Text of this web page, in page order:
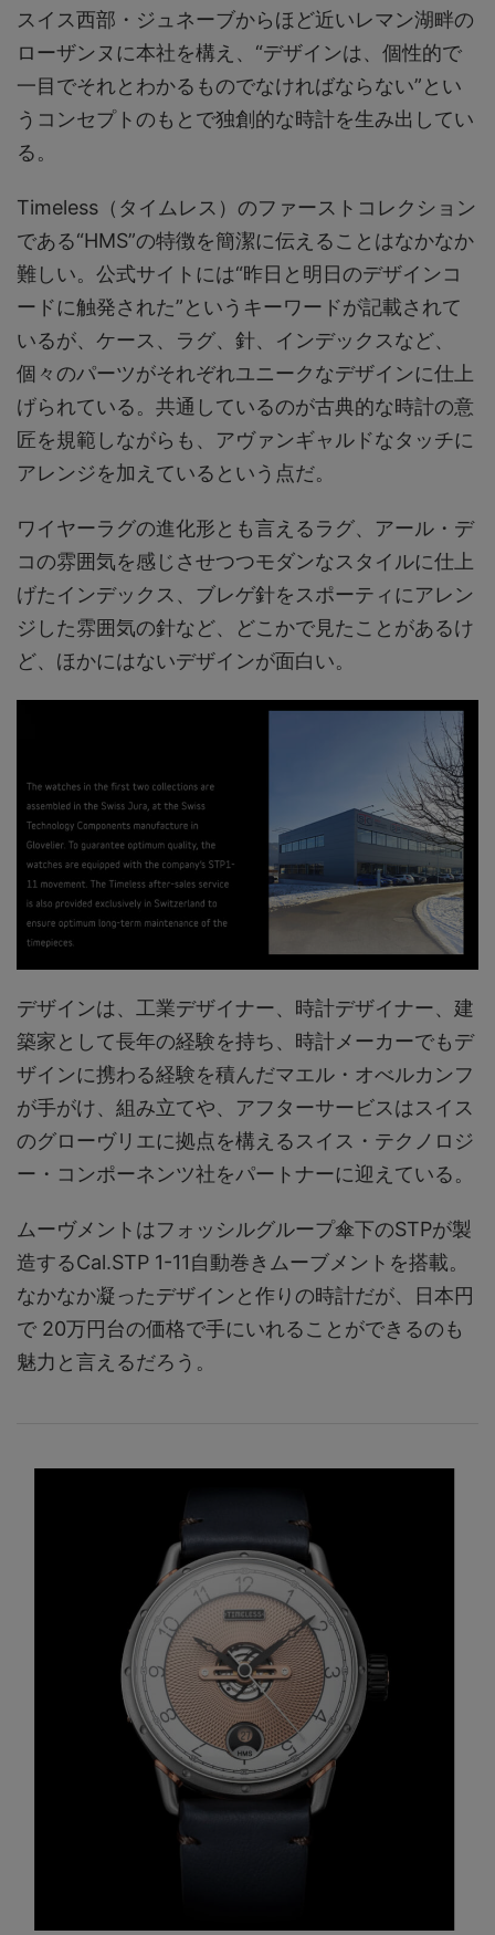
スイス西部・ジュネーブからほど近いレマン湖畔の
ローザンヌに本社を構え、“デザインは、個性的で
一目でそれとわかるものでなければならない”とい
うコンセプトのもとで独創的な時計を生み出してい
る。
Timeless（タイムレス）のファーストコレクション
である“HMS”の特徴を簡潔に伝えることはなかなか
難しい。公式サイトには“昨日と明日のデザインコ
ードに触発された”というキーワードが記載されて
いるが、ケース、ラグ、針、インデックスなど、
個々のパーツがそれぞれユニークなデザインに仕上
げられている。共通しているのが古典的な時計の意
匠を規範しながらも、アヴァンギャルドなタッチに
アレンジを加えているという点だ。
ワイヤーラグの進化形とも言えるラグ、アール・デ
コの雰囲気を感じさせつつモダンなスタイルに仕上
げたインデックス、ブレゲ針をスポーティにアレン
ジした雰囲気の針など、どこかで見たことがあるけ
ど、ほかにはないデザインが面白い。
デザインは、工業デザイナー、時計デザイナー、建
築家として長年の経験を持ち、時計メーカーでもデ
ザインに携わる経験を積んだマエル・オべルカンフ
が手がけ、組み立てや、アフターサービスはスイス
のグローヴリエに拠点を構えるスイス・テクノロジ
ー・コンポーネンツ社をパートナーに迎えている。
ムーヴメントはフォッシルグループ傘下のSTPが製
造するCal.STP 1-11自動巻きムーブメントを搭載。
なかなか凝ったデザインと作りの時計だが、日本円
で 20万円台の価格で手にいれることができるのも
魅力と言えるだろう。